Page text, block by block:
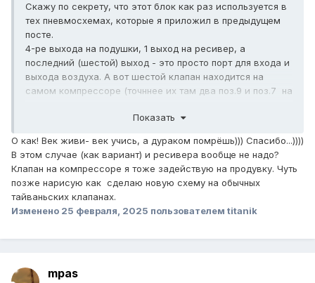
Скажу по секрету, что этот блок как раз используется в
тех пневмосхемах, которые я приложил в предыдущем
посте.
4-ре выхода на подушки, 1 выход на ресивер, а
последний (шестой) выход - это просто порт для входа и
выхода воздуха. А вот шестой клапан находится на
самом компрессоре (точннее их там два поз.9 и поз.7 на
Если нужно накачать подушку, то включается
компрессор и клапан нужной подушки, воздух от
компрессора проходит через осушитель, сушится и
попадает в подушку.
Если нужно спустить подушку, то открывается клапан
сброса и клапан подушки, воздух из подушки, проходит
Показать
О как! Век живи- век учись, а дураком помрёшь))) Спасибо...))))
В этом случае (как вариант) и ресивера вообще не надо?
Клапан на компрессоре я тоже задействую на продувку. Чуть
позже нарисую как сделаю новую схему на обычных
тайваньских клапанах.
Изменено 25 февраля, 2025 пользователем titanik
mpas